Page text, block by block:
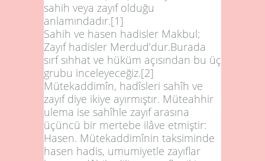
sahih veya zayıf olduğu
anlamındadır.[1]
Sahih ve hasen hadisler Makbul;
Zayıf hadisler Merdud’dur.Burada
sırf sıhhat ve hüküm açısından bu üç
grubu inceleyeceğiz.[2]
Mütekaddimîn, hadîsleri sahîh ve
zayıf diye ikiye ayırmıştır. Müteahhir
ulema ise sahîhle zayıf arasına
üçüncü bir mertebe ilâve etmiştir:
Hasen. Mütekaddimînin taksiminde
hasen hadis, umumiyetle zayıflar